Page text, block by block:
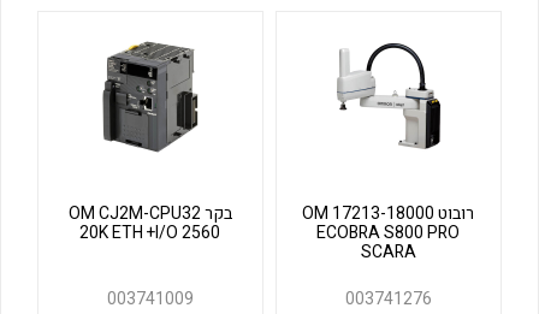
לכל מוצרי היצרן לכל מוצרי היצרן
רובוט OM 17213-18000
ECOBRA S800 PRO
SCARA
003741276
בקר OM CJ2M-CPU32
20K ETH +I/O 2560
003741009